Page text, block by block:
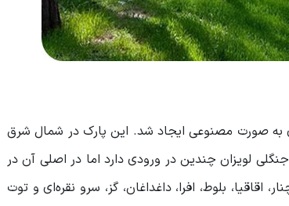
یافتن بافت شهری به صورت مصنوعی ایجاد شد. این پارک در شمال شرق
و مساحت آن حدود 1400 هکتار است. پارک جنگلی لویزان چندین در ورودی دارد اما در اصلی آن در
بلوط، افرا، داغداغان، گز، سرو نقره‌ای و توت